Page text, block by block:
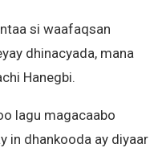
si waafaqsan
dhinacyada, mana
Hanegbi.
lagu magacaabo
in dhankooda ay diyaar